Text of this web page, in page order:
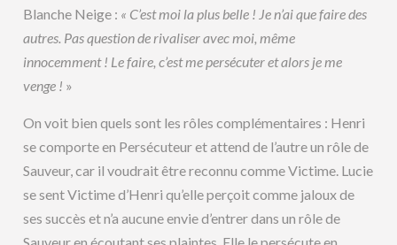
Blanche Neige : « C’est moi la plus belle ! Je n’ai que faire des
autres. Pas question de rivaliser avec moi, même
innocemment ! Le faire, c’est me persécuter et alors je me
venge ! »
On voit bien quels sont les rôles complémentaires : Henri
se comporte en Persécuteur et attend de l’autre un rôle de
Sauveur, car il voudrait être reconnu comme Victime. Lucie
se sent Victime d’Henri qu’elle perçoit comme jaloux de
ses succès et n’a aucune envie d’entrer dans un rôle de